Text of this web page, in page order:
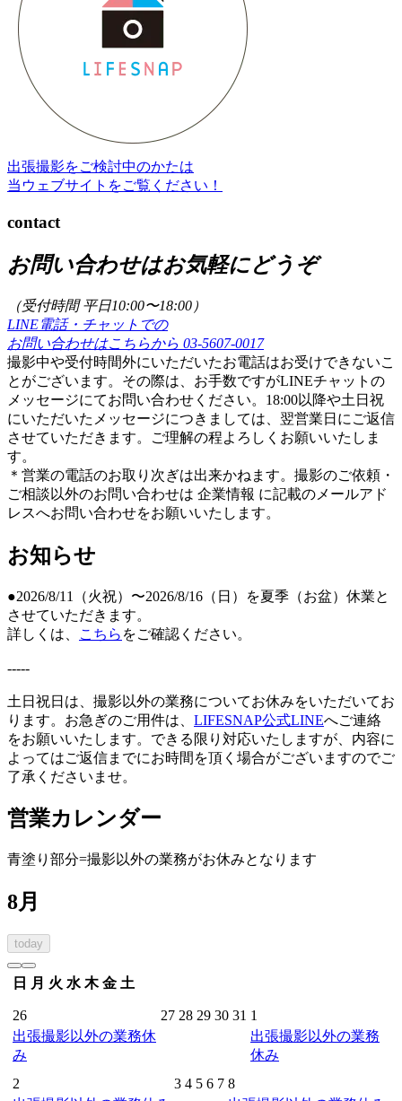
出張撮影をご検討中のかたは
当ウェブサイトをご覧ください！
contact
お問い合わせはお気軽にどうぞ
（受付時間 平日10:00〜18:00）
LINE電話・チャットでの
お問い合わせはこちらから 03-5607-0017
撮影中や受付時間外にいただいたお電話はお受けできないこ
とがございます。その際は、お手数ですがLINEチャットの
メッセージにてお問い合わせください。18:00以降や土日祝
にいただいたメッセージにつきましては、翌営業日にご返信
させていただきます。ご理解の程よろしくお願いいたしま
す。
＊営業の電話のお取り次ぎは出来かねます。撮影のご依頼・
ご相談以外のお問い合わせは 企業情報 に記載のメールアド
レスへお問い合わせをお願いいたします。
お知らせ
●2026/8/11（火祝）〜2026/8/16（日）を夏季（お盆）休業と
させていただきます。
詳しくは、
こちら をご確認ください。
-----
土日祝日は、撮影以外の業務についてお休みをいただいてお
ります。お急ぎのご用件は、 LIFESNAP公式LINEへご連絡
をお願いいたします。できる限り対応いたしますが、内容に
よってはご返信までにお時間を頂く場合がございますのでご
了承くださいませ。
営業カレンダー
青塗り 部分=撮影以外の業務がお休みとなります
8月
today
日 月 火 水 木 金 土
26 27 28 29 30 31 1
出張撮影以外の業務休
み
出張撮影以外の業務
休み
2
3 4 5 6 7 8